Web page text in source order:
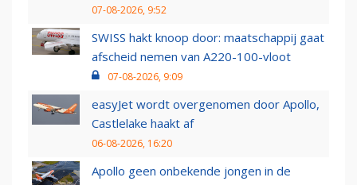
07-08-2026, 9:52
SWISS hakt knoop door: maatschappij gaat
afscheid nemen van A220-100-vloot
07-08-2026, 9:09
easyJet wordt overgenomen door Apollo,
Castlelake haakt af
06-08-2026, 16:20
Apollo geen onbekende jongen in de